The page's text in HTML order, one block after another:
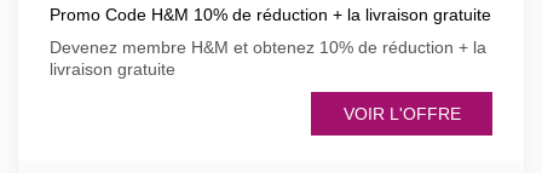
Promo Code H&M 10% de réduction + la livraison gratuite
Devenez membre H&M et obtenez 10% de réduction + la
livraison gratuite
VOIR L'OFFRE